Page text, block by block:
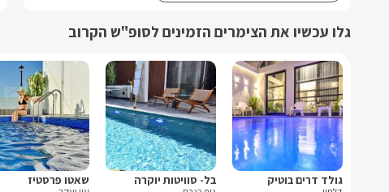
גלו עכשיו את הצימרים הזמינים לסופ"ש הקרוב
גולד דרים בוטיק בל- סוויטות יוקרה שאטו פרסטיז